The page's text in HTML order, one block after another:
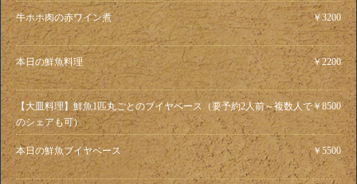
牛ホホ肉の赤ワイン煮 ￥3200
本日の鮮魚料理 ￥2200
【大皿料理】鮮魚1匹丸ごとのブイヤベース（要予約2人前～複数人で
のシェアも可）
￥8500
本日の鮮魚ブイヤベース ￥5500